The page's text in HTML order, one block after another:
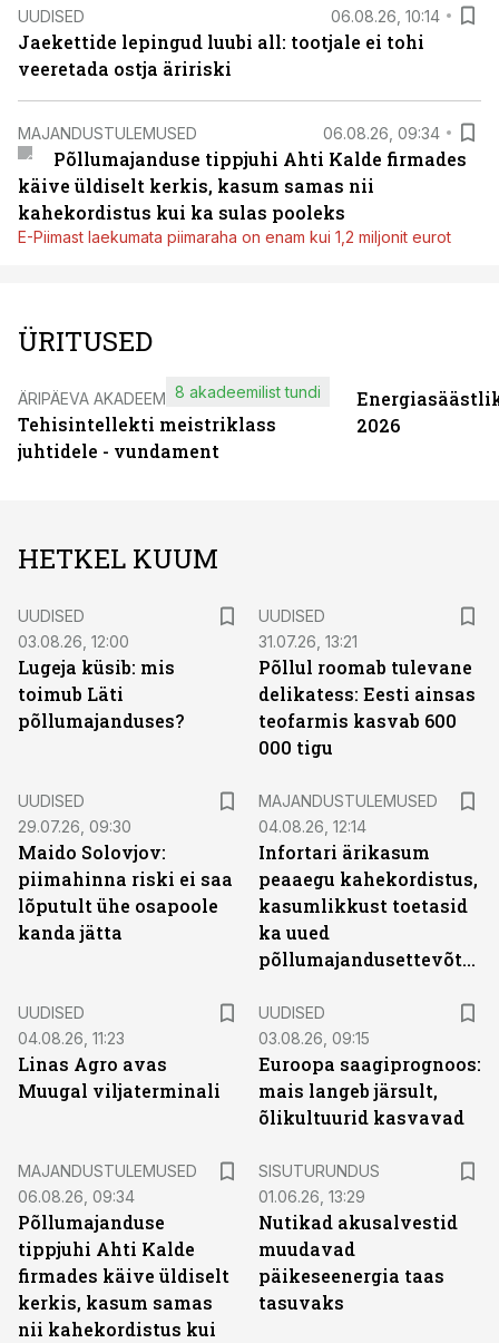
UUDISED 06.08.26, 10:14
Jaekettide lepingud luubi all: tootjale ei tohi
veeretada ostja äririski
MAJANDUSTULEMUSED 06.08.26, 09:34
Põllumajanduse tippjuhi Ahti Kalde firmades
käive üldiselt kerkis, kasum samas nii
kahekordistus kui ka sulas pooleks
E-Piimast laekumata piimaraha on enam kui 1,2 miljonit eurot
ÜRITUSED
ÄRIPÄEVA AKADEEMIA
Tehisintellekti meistriklass
juhtidele - vundament
8 akadeemilist tundi
2026
HETKEL KUUM
UUDISED
03.08.26, 12:00
Lugeja küsib: mis
toimub Läti
põllumajanduses?
UUDISED
31.07.26, 13:21
Põllul roomab tulevane
delikatess: Eesti ainsas
teofarmis kasvab 600
000 tigu
UUDISED
29.07.26, 09:30
Maido Solovjov:
piimahinna riski ei saa
lõputult ühe osapoole
kanda jätta
MAJANDUSTULEMUSED
04.08.26, 12:14
Infortari ärikasum
peaaegu kahekordistus,
kasumlikkust toetasid
ka uued
põllumajandusettevõtted
UUDISED
04.08.26, 11:23
Linas Agro avas
Muugal viljaterminali
UUDISED
03.08.26, 09:15
Euroopa saagiprognoos:
mais langeb järsult,
õlikultuurid kasvavad
MAJANDUSTULEMUSED
06.08.26, 09:34
Põllumajanduse
tippjuhi Ahti Kalde
firmades käive üldiselt
kerkis, kasum samas
nii kahekordistus kui
SISUTURUNDUS
01.06.26, 13:29
Nutikad akusalvestid
muudavad
päikeseenergia taas
tasuvaks